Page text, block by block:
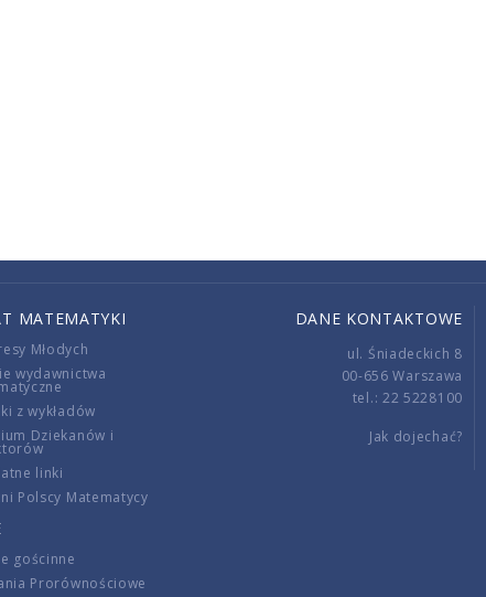
MATEMATYKI
Młodych
wydawnictwa
z wykładów
Dziekanów i
linki
Polscy Matematycy
gościnne
Prorównościowe
DANE KONTAKTOWE
ul. Śniadeckich 8
00-656 Warszawa
tel.: 22 5228100
Jak dojechać?